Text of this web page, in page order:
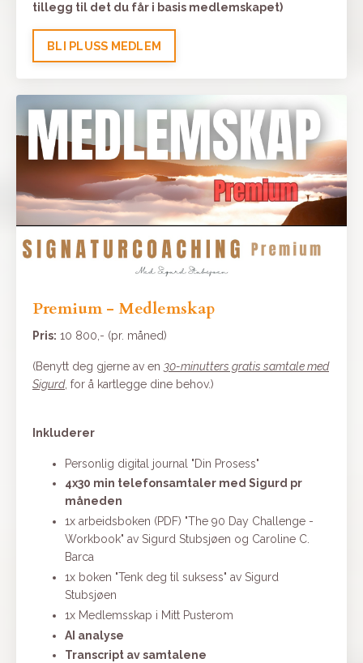
tillegg til det du får i basis medlemskapet)
BLI PLUSS MEDLEM
Premium - Medlemskap
Pris: 10 800,- (pr. måned)
(Benytt deg gjerne av en 30-minutters gratis samtale med
Sigurd, for å kartlegge dine behov.)
Inkluderer
Personlig digital journal "Din Prosess"
4x30 min telefonsamtaler med Sigurd pr
måneden
1x arbeidsboken (PDF) "The 90 Day Challenge -
Workbook" av Sigurd Stubsjøen og Caroline C.
Barca
1x boken "Tenk deg til suksess" av Sigurd
Stubsjøen
1x Medlemsskap i Mitt Pusterom
AI analyse
Transcript av samtalene